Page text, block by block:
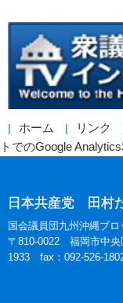
ホーム リンク
トでのGoogle
日本共産党 田村
国会議員団九州沖縄ブ
〒810-0022 福岡市中
1933 fax：092-526-